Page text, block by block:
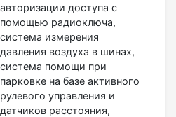
авторизации доступа с
помощью радиоключа,
система измерения
давления воздуха в шинах,
система помощи при
парковке на базе активного
рулевого управления и
датчиков расстояния,